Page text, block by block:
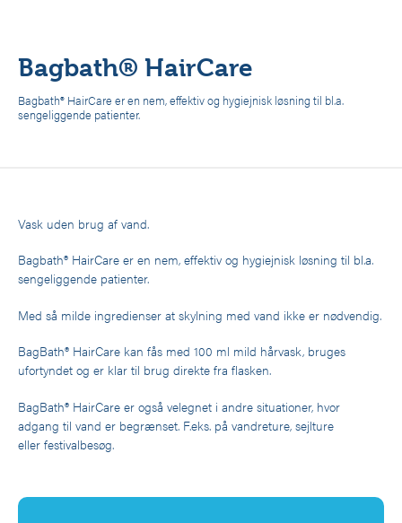
Bagbath® HairCare
Bagbath® HairCare er en nem, effektiv og hygiejnisk løsning til bl.a.
sengeliggende patienter.
Vask uden brug af vand.
Bagbath® HairCare er en nem, effektiv og hygiejnisk løsning til bl.a.
sengeliggende patienter.
Med så milde ingredienser at skylning med vand ikke er nødvendig.
BagBath® HairCare kan fås med 100 ml mild hårvask, bruges
ufortyndet og er klar til brug direkte fra flasken.
BagBath® HairCare er også velegnet i andre situationer, hvor
adgang til vand er begrænset. F.eks. på vandreture, sejlture
eller festivalbesøg.